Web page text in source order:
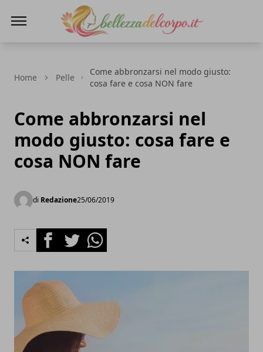
Home Pelle
Come abbronzarsi nel modo giusto:
cosa fare e cosa NON fare
Come abbronzarsi nel
modo giusto: cosa fare e
cosa NON fare
di Redazione25/06/2019
FacebookTwitterWhatsapp